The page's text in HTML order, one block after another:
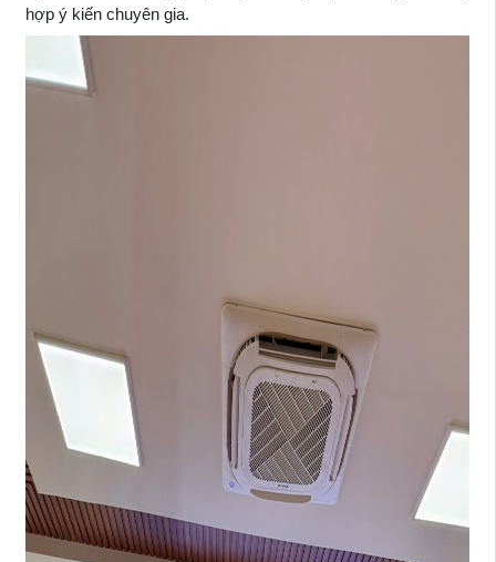
hợp ý kiến chuyên gia.